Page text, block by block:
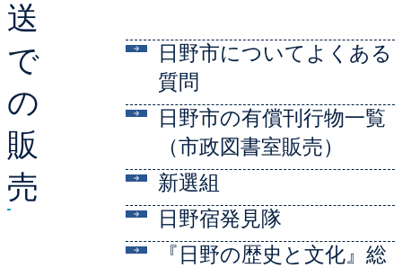
送
で
の
販
売
日野市についてよくある
質問
日野市の有償刊行物一覧
（市政図書室販売）
新選組
日野宿発見隊
『日野の歴史と文化』総